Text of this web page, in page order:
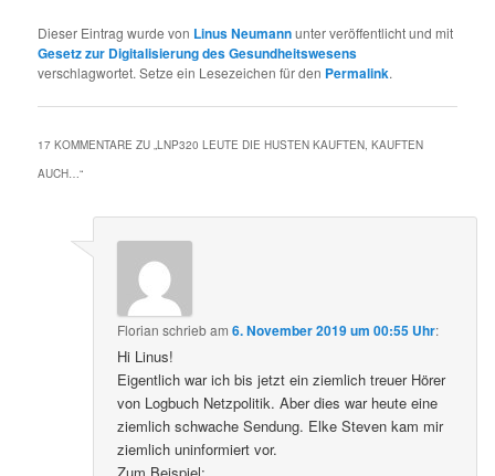
Dieser Eintrag wurde von Linus Neumannunter veröffentlicht und mit
Gesetz zur Digitalisierung des Gesundheitswesens
verschlagwortet. Setze ein Lesezeichen für den Permalink.
17 KOMMENTARE ZU „LNP320 LEUTE DIE HUSTEN KAUFTEN, KAUFTEN
AUCH…“
Florian schriebam6. November 2019 um 00:55 Uhr:
Hi Linus!
Eigentlich war ich bis jetzt ein ziemlich treuer Hörer
von Logbuch Netzpolitik. Aber dies war heute eine
ziemlich schwache Sendung. Elke Steven kam mir
ziemlich uninformiert vor.